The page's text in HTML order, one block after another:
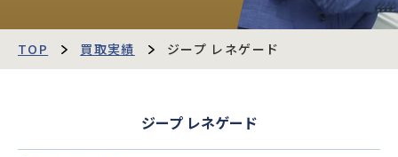
運営会社
最強買取マガジン
TOP 買取実績 ジープ レネゲード
ジープ レネゲード